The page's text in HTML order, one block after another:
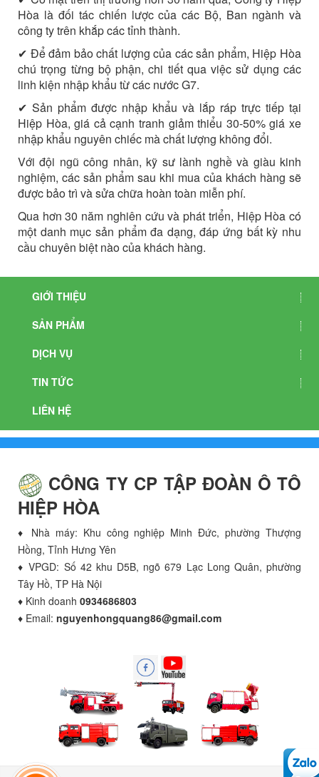
Hòa là đối tác chiến lược của các Bộ, Ban ngành và
công ty trên khắp các tỉnh thành.
✔ Để đảm bảo chất lượng của các sản phẩm, Hiệp Hòa
chú trọng từng bộ phận, chi tiết qua việc sử dụng các
linh kiện nhập khẩu từ các nước G7.
✔ Sản phẩm được nhập khẩu và lắp ráp trực tiếp tại
Hiệp Hòa, giá cả cạnh tranh giảm thiểu 30-50% giá xe
nhập khẩu nguyên chiếc mà chất lượng không đổi.
Với đội ngũ công nhân, kỹ sư lành nghề và giàu kinh
nghiệm, các sản phẩm sau khi mua của khách hàng sẽ
được bảo trì và sửa chữa hoàn toàn miễn phí.
Qua hơn 30 năm nghiên cứu và phát triển, Hiệp Hòa có
một danh mục sản phẩm đa dạng, đáp ứng bất kỳ nhu
cầu chuyên biệt nào của khách hàng.
GIỚI THIỆU
SẢN PHẨM
DỊCH VỤ
TIN TỨC
LIÊN HỆ
CÔNG TY CP TẬP ĐOÀN Ô TÔ
HIỆP HÒA
♦ Nhà máy: Khu công nghiệp Minh Đức, phường Thượng
Hồng, Tỉnh Hưng Yên
♦ VPGD: Số 42 khu D5B, ngõ 679 Lạc Long Quân, phường
Tây Hồ, TP Hà Nội
♦ Kinh doanh 0934686803
♦ Email: nguyenhongquang86@gmail.com